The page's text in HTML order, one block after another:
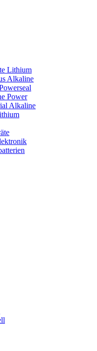
Lithium
Alkaline
Power
Alkaline